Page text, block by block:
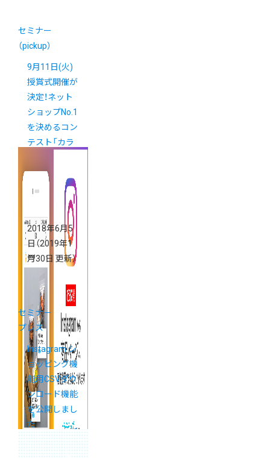
セミナー
（pickup）
9月11日(火)
授賞式開催が
決定！ネット
ショップNo.1
を決めるコン
テスト「カラ
プ大賞2018」
2018年6月5
日（2019年1
月30日 更新）
セミナー
プレス
Instagram シ
ョッピング機
能用CSVダウ
ンロード機能
を公開しまし
た